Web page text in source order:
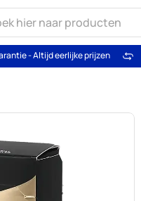
- Altijd eerlijke prijzen